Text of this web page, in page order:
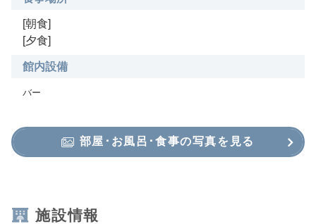
[朝食]
[夕食]
館内設備
バー
部屋･お風呂･食事の写真を見る
施設情報